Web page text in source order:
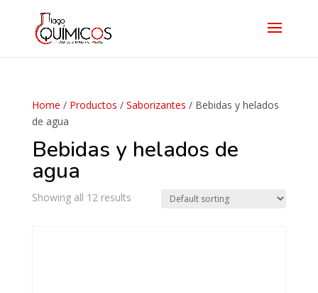
Home / Productos / Saborizantes / Bebidas y helados
de agua
Bebidas y helados de
agua
Showing all 12 results